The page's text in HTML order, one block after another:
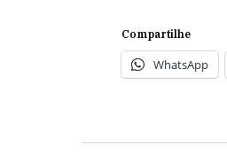
Compartilhe
WhatsApp